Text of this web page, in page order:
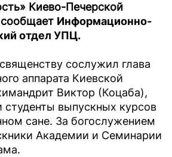
Киево-Печерской
Информационно-
отдел УПЦ.
сослужил глава
аппарата Киевской
Виктор (Коцаба),
студенты выпускных курсов
сане. За богослужением
Академии и Семинарии